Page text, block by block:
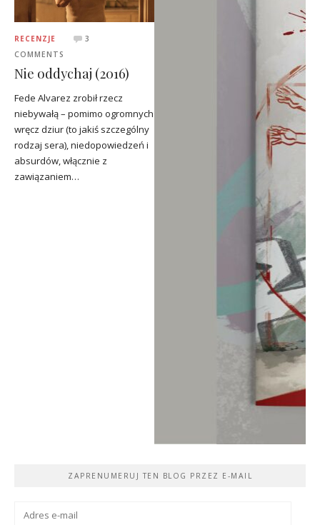
RECENZJE
3
COMMENTS
Nie oddychaj (2016)
Fede Alvarez zrobił rzecz
niebywałą – pomimo ogromnych
wręcz dziur (to jakiś szczególny
rodzaj sera), niedopowiedzeń i
absurdów, włącznie z
zawiązaniem…
ZAPRENUMERUJ TEN BLOG PRZEZ E-MAIL
Adres